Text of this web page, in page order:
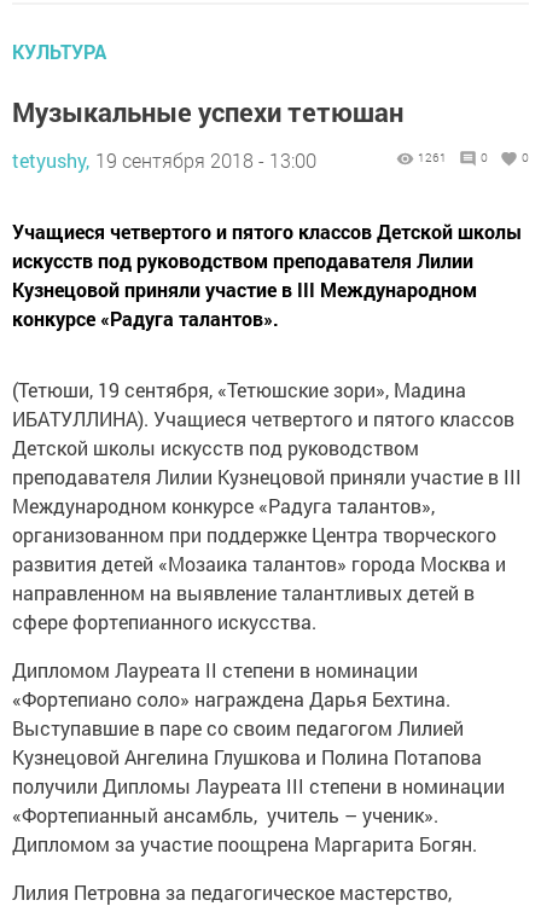
КУЛЬТУРА
Музыкальные успехи тетюшан
tetyushy, 19 сентября 2018 - 13:00 1261 0 0
Учащиеся четвертого и пятого классов Детской школы
искусств под руководством преподавателя Лилии
Кузнецовой приняли участие в III Международном
конкурсе «Радуга талантов».
(Тетюши, 19 сентября, «Тетюшские зори», Мадина
ИБАТУЛЛИНА). Учащиеся четвертого и пятого классов
Детской школы искусств под руководством
преподавателя Лилии Кузнецовой приняли участие в III
Международном конкурсе «Радуга талантов»,
организованном при поддержке Центра творческого
развития детей «Мозаика талантов» города Москва и
направленном на выявление талантливых детей в
сфере фортепианного искусства.
Дипломом Лауреата II степени в номинации
«Фортепиано соло» награждена Дарья Бехтина.
Выступавшие в паре со своим педагогом Лилией
Кузнецовой Ангелина Глушкова и Полина Потапова
получили Дипломы Лауреата III степени в номинации
«Фортепианный ансамбль, учитель – ученик».
Дипломом за учас­тие ­поощрена Маргарита Богян.
Лилия Петровна за педагогическое мастерство,